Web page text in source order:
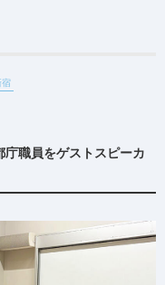
宿
職員をゲストスピーカ